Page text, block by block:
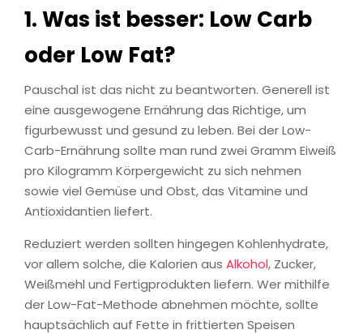
1. Was ist besser: Low Carb
oder Low Fat?
Pauschal ist das nicht zu beantworten. Generell ist
eine ausgewogene Ernährung das Richtige, um
figurbewusst und gesund zu leben. Bei der Low-
Carb-Ernährung sollte man rund zwei Gramm Eiweiß
pro Kilogramm Körpergewicht zu sich nehmen
sowie viel Gemüse und Obst, das Vitamine und
Antioxidantien liefert.
Reduziert werden sollten hingegen Kohlenhydrate,
vor allem solche, die Kalorien aus Alkohol, Zucker,
Weißmehl und Fertigprodukten liefern. Wer mithilfe
der Low-Fat-Methode abnehmen möchte, sollte
hauptsächlich auf Fette in frittierten Speisen